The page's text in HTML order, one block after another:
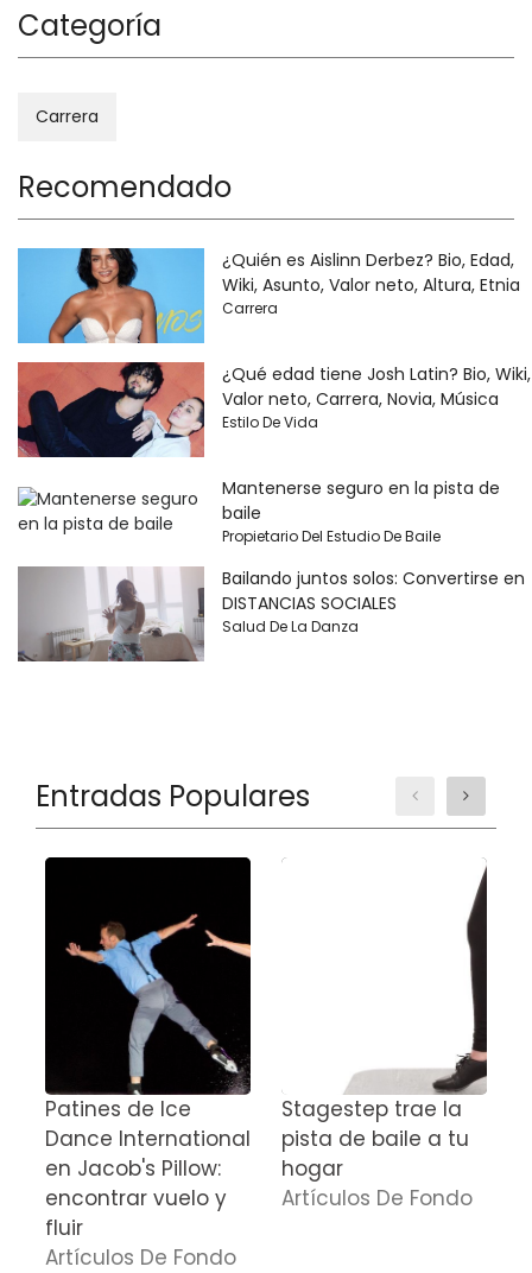
Categoría
Carrera
Recomendado
¿Quién es Aislinn Derbez? Bio, Edad,
Wiki, Asunto, Valor neto, Altura, Etnia
Carrera
¿Qué edad tiene Josh Latin? Bio, Wiki,
Valor neto, Carrera, Novia, Música
Estilo De Vida
Mantenerse seguro en la pista de
baile
Propietario Del Estudio De Baile
Bailando juntos solos: Convertirse en
DISTANCIAS SOCIALES
Salud De La Danza
Entradas Populares
Patines de Ice
Dance International
en Jacob's Pillow:
encontrar vuelo y
fluir
Artículos De Fondo
Stagestep trae la
pista de baile a tu
hogar
Artículos De Fondo